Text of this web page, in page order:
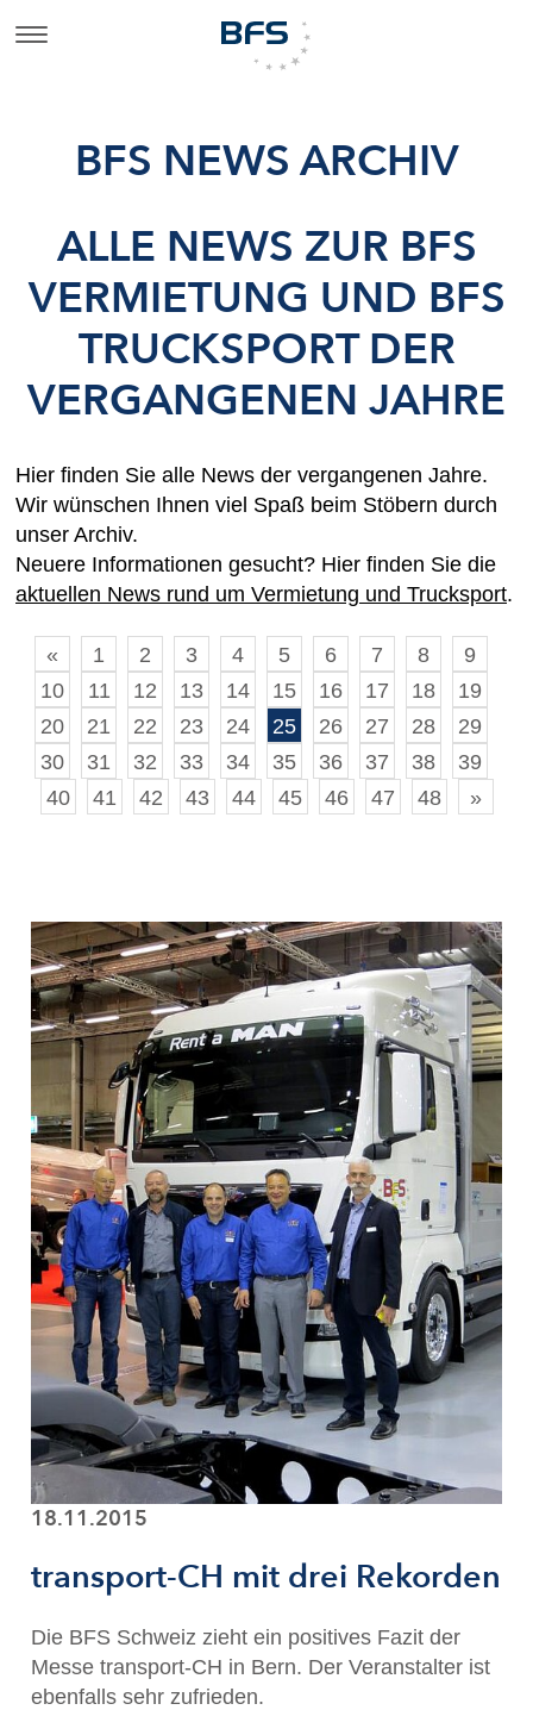
BFS NEWS ARCHIV
ALLE NEWS ZUR BFS
VERMIETUNG UND BFS
TRUCKSPORT DER
VERGANGENEN JAHRE
Hier finden Sie alle News der vergangenen Jahre.
Wir wünschen Ihnen viel Spaß beim Stöbern durch
unser Archiv.
Neuere Informationen gesucht? Hier finden Sie die
aktuellen News rund um Vermietung und Trucksport.
« 1 2 3 4 5 6 7 8
9
10
11 12 13 14 15 16 17 18
19
20
21 22 23 24 25 26 27 28
29
30
31 32 33 34 35 36 37 38
39
40
41 42 43 44 45 46 47 48 »
18.11.2015
transport-CH mit drei Rekorden
Die BFS Schweiz zieht ein positives Fazit der
Messe transport-CH in Bern. Der Veranstalter ist
ebenfalls sehr zufrieden.